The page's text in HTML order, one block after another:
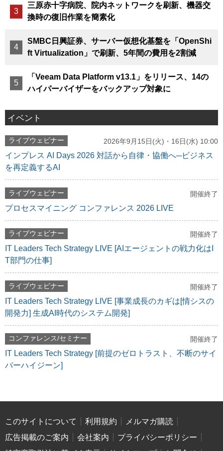
三原赤十字病院、院内ネットワークを刷新、機器交
換時の復旧作業を簡素化
SMBC日興証券、サーバー仮想化基盤を「OpenShi
ft Virtualization」で刷新、5年間の費用を2割減
「Veeam Data Platform v13.1」をリリース、14の
ハイパーバイザーをバックアップ対象に
イベント
ライブウェビナー 2026年9月15日(火)・16日(水) 10:00
インプレス AI Days 2026 対話から自律・協働へ─ビジネス
を再定義するAI
ライブウェビナー 開催終了
プロセスマイニング コンファレンス 2026 LIVE
ライブウェビナー 開催終了
IT Leaders Tech Strategy LIVE [AIエージェントの戦力化はI
T部門の仕事]
ライブウェビナー 開催終了
IT Leaders Tech Strategy LIVE [事業成長のカギは[情シスの
開発力] 生成AI時代のシステム開発]
コンファレンス/セミナー 開催終了
IT Leaders Tech Strategy [前提のゼロトラスト、不断のサイ
バーハイジーン]
このサイトについて 利用規約
メルマガ購読
広告掲載のご案内
会社案内
プライバシーポリシー